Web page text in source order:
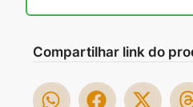
Compartilhar link do